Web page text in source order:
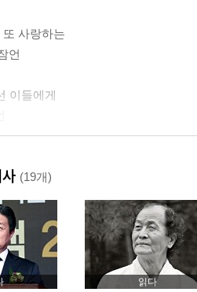
사랑하는
언
이들에게
시대에 관한 잠언
도자
뇌 바른 길
도
(19개)
읽다